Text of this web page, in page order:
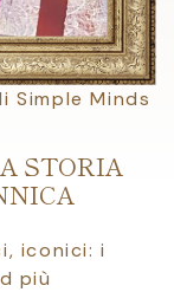
Simple Minds
STORIA
iconici: i
più